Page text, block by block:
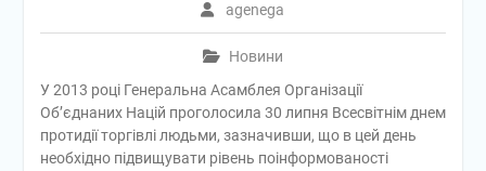
agenega
Новини
У 2013 році Генеральна Асамблея Організації
Об’єднаних Націй проголосила 30 липня Всесвітнім днем
протидії торгівлі людьми, зазначивши, що в цей день
необхідно підвищувати рівень поінформованості